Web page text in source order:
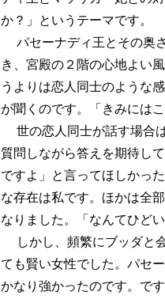
か？」というテーマです。
パセーナディ王とその奥
き、宮殿の２階の心地よい
うよりは恋人同士のような
が聞くのです。「きみには
世の恋人同士が話す場合
質問しながら答えを期待し
ですよ」と言ってほしかっ
な存在は私です。ほかは全
なりました。「なんてひど
しかし、頻繁にブッダと
ても賢い女性でした。パセ
かなり強かったのです。で